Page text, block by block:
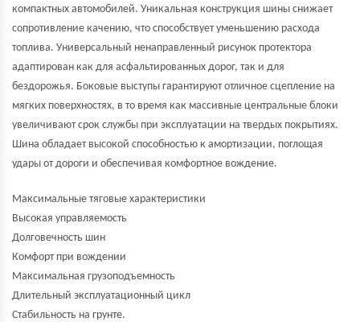
компактных автомобилей. Уникальная конструкция шины снижает
сопротивление качению, что способствует уменьшению расхода
топлива. Универсальный ненаправленный рисунок протектора
адаптирован как для асфальтированных дорог, так и для
бездорожья. Боковые выступы гарантируют отличное сцепление на
мягких поверхностях, в то время как массивные центральные блоки
увеличивают срок службы при эксплуатации на твердых покрытиях.
Шина обладает высокой способностью к амортизации, поглощая
удары от дороги и обеспечивая комфортное вождение.
Максимальные тяговые характеристики
Высокая управляемость
Долговечность шин
Комфорт при вождении
Максимальная грузоподъемность
Длительный эксплуатационный цикл
Стабильность на грунте.